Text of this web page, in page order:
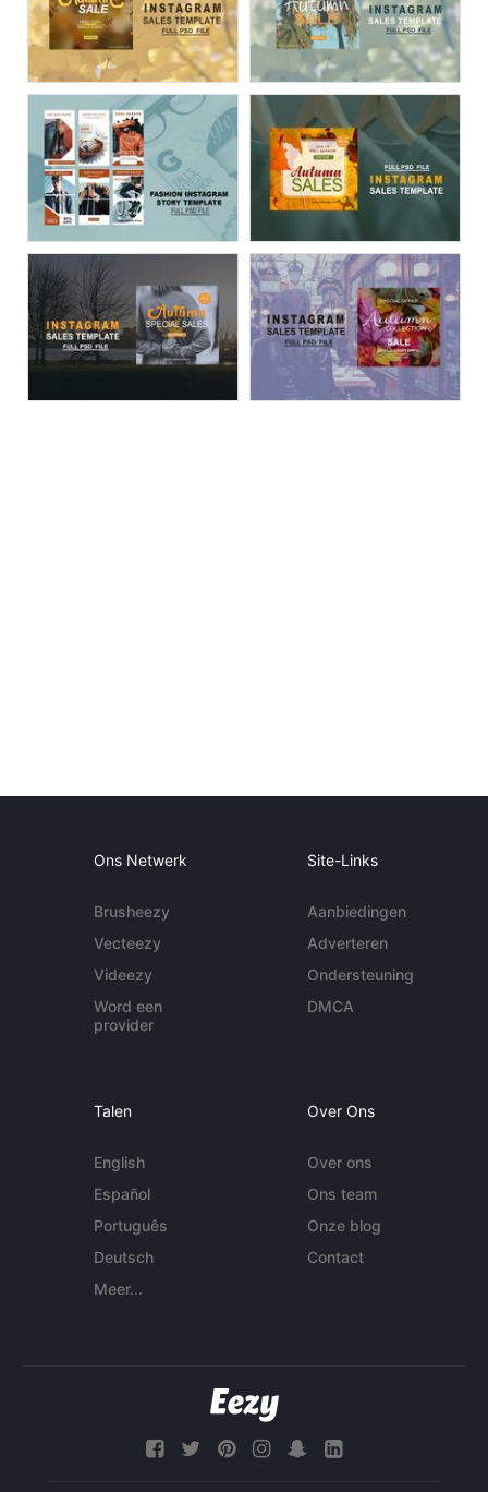
Ons Netwerk
Brusheezy
Vecteezy
Videezy
Word een
provider
Site-Links
Aanbiedingen
Adverteren
Ondersteuning
DMCA
Talen
English
Español
Português
Deutsch
Meer...
Over Ons
Over ons
Ons team
Onze blog
Contact